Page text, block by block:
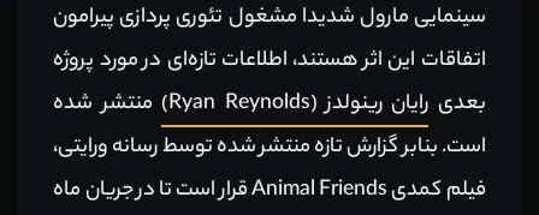
سینمایی مارول شدیدا مشغول تئوری پردازی پیرامون
اتفاقات این اثر هستند، اطلاعات تازه‌ای در مورد پروژه
بعدی رایان رینولدز (Ryan Reynolds)
منتشر شده
است. بنابر گزارش تازه منتشر شده توسط رسانه ورایتی،
فیلم کمدی Animal Friends قرار است تا در جریان ماه